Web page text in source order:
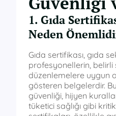
1. Gıda
Neden
Gıda sertifikası, gıda
profesyonellerin,
düzenlemelere uygun
gösteren belgelerdir.
güvenliği, hijyen
tüketici sağlığı gibi